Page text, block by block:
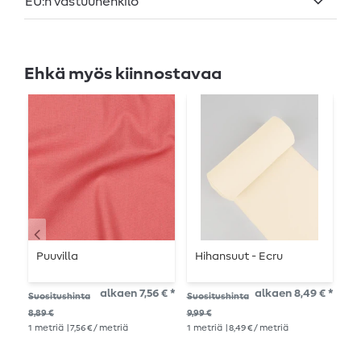
Ehkä myös kiinnostavaa
Puuvilla
Suositushinta
8,89 €
alkaen 7,56 € *
1 metriä | 7,56 € / metriä
Hihansuut - Ecru
Suositushinta
9,99 €
alkaen 8,49 € *
1 metriä | 8,49 € / metriä